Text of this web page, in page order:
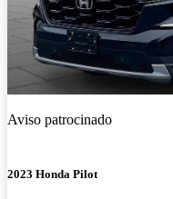
Aviso patrocinado
2023 Honda Pilot